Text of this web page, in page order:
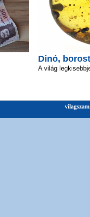
Dinó,
A világ